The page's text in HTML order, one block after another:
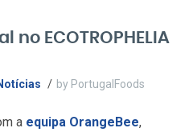
ECOTROPHELIA
/ by PortugalFoods
a equipa OrangeBee,